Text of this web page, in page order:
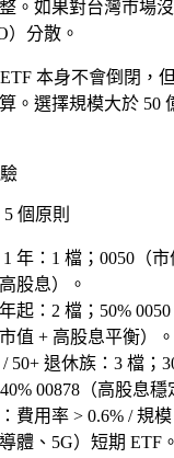
。如果對台灣市場
）分散。
ETF 本身不會倒閉，
。選擇規模大於 50
個原則
年 ：1 檔；0050（
股息）。
起 ：2 檔；50%
值 + 高股息平衡）。
50+ 退休族 ：3 檔；
00878（高股息穩
：費用率 > 0.6% / 規
體、5G）短期 ETF。